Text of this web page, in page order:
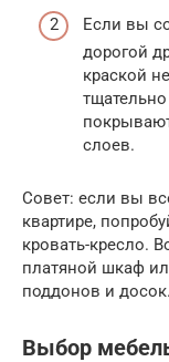
Если вы
дорогой
краской
слоев.
Совет: если вы
квартире,
кровать-кресло.
платяной шкаф
поддонов и досок.
Выбор